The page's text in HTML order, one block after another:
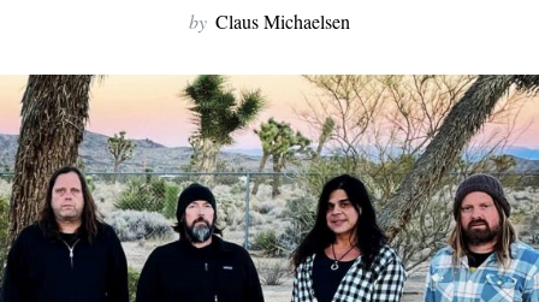
by Claus Michaelsen